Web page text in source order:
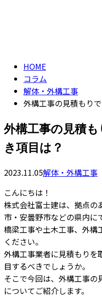
HOME
コラム
解体・外構工事
外構工事の見積もり
外構工事の見積
き項目は？
2023.11.05解体・外構工事
こんにちは！
株式会社富士建は、拠点の
市・安曇野市などの県内に
橋梁工事や土木工事、外構
ください。
外構工事業者に見積もりを
目するべきでしょうか。
そこで今回は、外構工事の
についてご紹介します。